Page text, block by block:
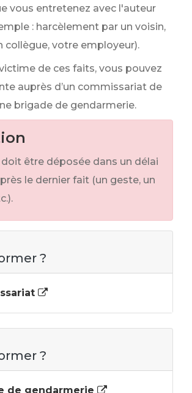
vous entretenez avec l'auteur
: harcèlement par un voisin,
collègue, votre employeur).
de ces faits, vous pouvez
auprès d’un commissariat de
brigade de gendarmerie.
être déposée dans un délai
le dernier fait (un geste, un
?
?
de gendarmerie